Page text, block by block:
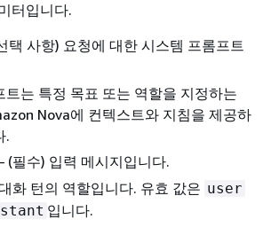
터입니다.
택 사항) 요청에 대한 시스템 프롬프트
트는 특정 목표 또는 역할을 지정하는
Nova에 컨텍스트와 지침을 제공하
.
(필수) 입력 메시지입니다.
화 턴의 역할입니다. 유효 값은 user
입니다.